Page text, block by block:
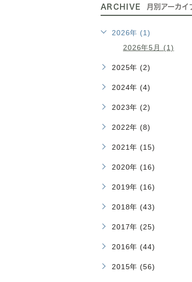
ARCHIVE 月別アーカイ
2026年 (1)
2026年5月 (1)
2025年 (2)
2024年 (4)
2023年 (2)
2022年 (8)
2021年 (15)
2020年 (16)
2019年 (16)
2018年 (43)
2017年 (25)
2016年 (44)
2015年 (56)